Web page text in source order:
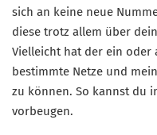
sich an keine neue
diese trotz allem über
Vielleicht hat der ein oder
bestimmte Netze und
zu können. So kannst du
vorbeugen.